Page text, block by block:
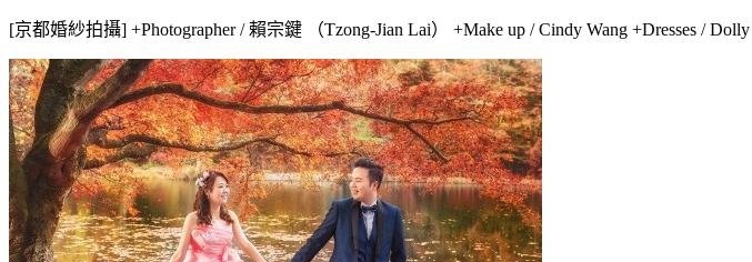
[京都婚紗拍攝] +Photographer / 賴宗鍵 （Tzong-Jian Lai） +Make up / Cindy Wang +Dresses /